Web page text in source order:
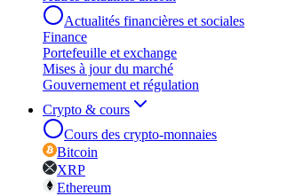
Actualités financières et sociales
Finance
Portefeuille et exchange
Mises à jour du marché
Gouvernement et régulation
Crypto & cours
Cours des crypto-monnaies
Bitcoin
XRP
Ethereum